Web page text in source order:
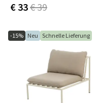
€ 33€ 39
-15% Neu Schnelle Lieferung